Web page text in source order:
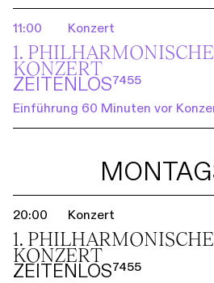
11:00 Konzert
1.
KONZERT
ZEITENLOS⁷⁴⁵⁵
Einführung 60 Minuten vor
MONTAG
20:00 Konzert
1.
KONZERT
ZEITENLOS⁷⁴⁵⁵